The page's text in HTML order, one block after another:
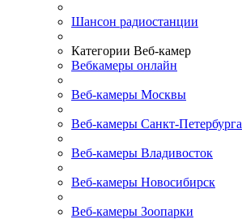
Шансон радиостанции
Категории Веб-камер
Вебкамеры онлайн
Веб-камеры Москвы
Веб-камеры Санкт-Петербурга
Веб-камеры Владивосток
Веб-камеры Новосибирск
Веб-камеры Зоопарки